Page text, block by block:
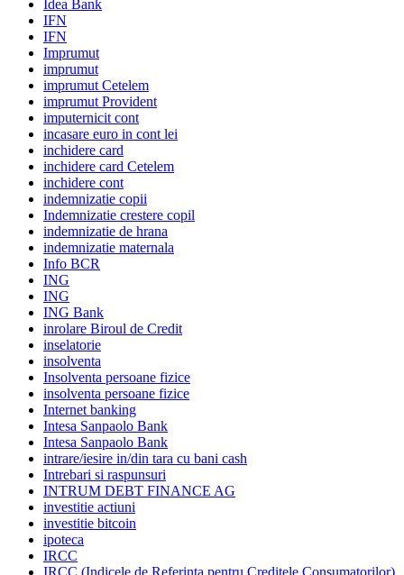
Idea Bank
IFN
IFN
Imprumut
imprumut
imprumut Cetelem
imprumut Provident
imputernicit cont
incasare euro in cont lei
inchidere card
inchidere card Cetelem
inchidere cont
indemnizatie copii
Indemnizatie crestere copil
indemnizatie de hrana
indemnizatie maternala
Info BCR
ING
ING
ING Bank
inrolare Biroul de Credit
inselatorie
insolventa
Insolventa persoane fizice
insolventa persoane fizice
Internet banking
Intesa Sanpaolo Bank
Intesa Sanpaolo Bank
intrare/iesire in/din tara cu bani cash
Intrebari si raspunsuri
INTRUM DEBT FINANCE AG
investitie actiuni
investitie bitcoin
ipoteca
IRCC